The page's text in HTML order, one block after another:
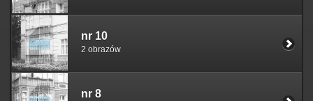
nr 10
2 obrazów
nr 8